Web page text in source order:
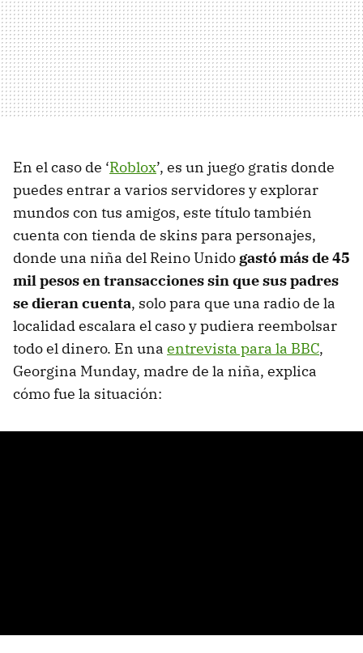
En el caso de ‘Roblox’, es un juego gratis donde
puedes entrar a varios servidores y explorar
mundos con tus amigos, este título también
cuenta con tienda de skins para personajes,
donde una niña del Reino Unido gastó más de 45
mil pesos en transacciones sin que sus padres
se dieran cuenta, solo para que una radio de la
localidad escalara el caso y pudiera reembolsar
todo el dinero. En una entrevista para la BBC,
Georgina Munday, madre de la niña, explica
cómo fue la situación: